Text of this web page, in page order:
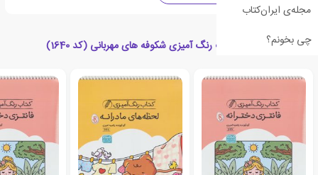
مجله‌ی ایران‌کتاب
چی بخونم؟
کتاب های مرتبط با کتاب رنگ آمیزی شکوفه های مهربانی (کد 1640)